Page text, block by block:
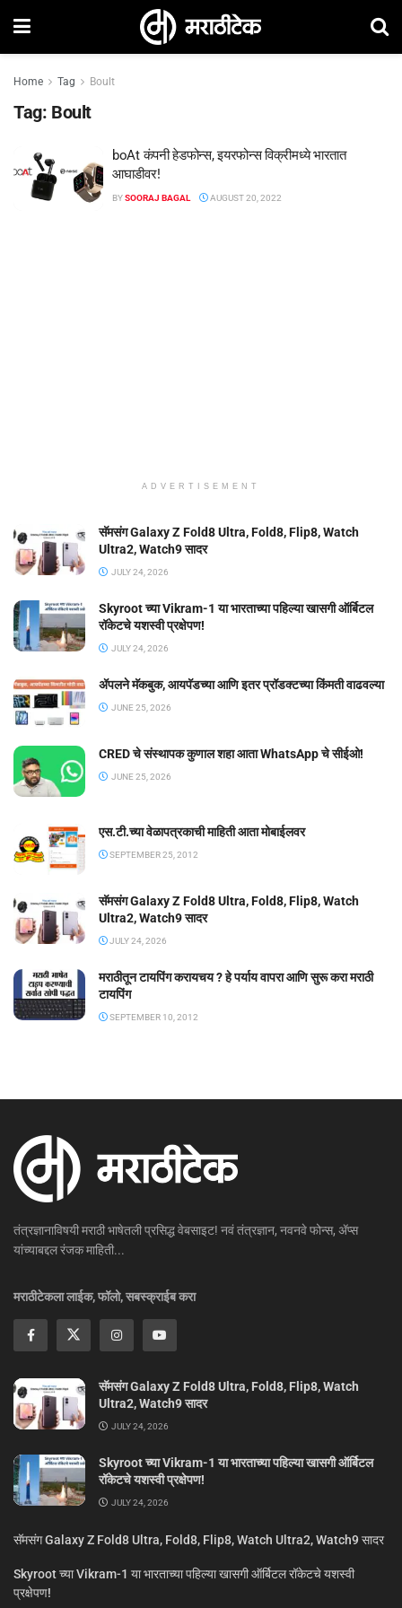
Home Tag Boult
Tag: Boult
boAt कंपनी हेडफोन्स, इयरफोन्स विक्रीमध्ये भारतात
आघाडीवर!
BYSOORAJ BAGAL AUGUST 20, 2022
ADVERTISEMENT
सॅमसंग Galaxy Z Fold8 Ultra, Fold8, Flip8, Watch
Ultra2, Watch9 सादर
JULY 24, 2026
Skyroot च्या Vikram-1 या भारताच्या पहिल्या खासगी ऑर्बिटल
रॉकेटचे यशस्वी प्रक्षेपण!
JULY 24, 2026
ॲपलने मॅकबुक, आयपॅडच्या आणि इतर प्रॉडक्टच्या किंमती वाढवल्या
JUNE 25, 2026
CRED चे संस्थापक कुणाल शहा आता WhatsApp चे सीईओ!
JUNE 25, 2026
एस.टी.च्या वेळापत्रकाची माहिती आता मोबाईलवर
SEPTEMBER 25, 2012
सॅमसंग Galaxy Z Fold8 Ultra, Fold8, Flip8, Watch
Ultra2, Watch9 सादर
JULY 24, 2026
मराठीतून टायपिंग करायचय ? हे पर्याय वापरा आणि सुरू करा मराठी
टायपिंग
SEPTEMBER 10, 2012
तंत्रज्ञानाविषयी मराठी भाषेतली प्रसिद्ध वेबसाइट! नवं तंत्रज्ञान, नवनवे फोन्स, ॲप्स
यांच्याबद्दल रंजक माहिती...
मराठीटेकला लाईक, फॉलो, सबस्क्राईब करा
सॅमसंग Galaxy Z Fold8 Ultra, Fold8, Flip8, Watch
Ultra2, Watch9 सादर
JULY 24, 2026
Skyroot च्या Vikram-1 या भारताच्या पहिल्या खासगी ऑर्बिटल
रॉकेटचे यशस्वी प्रक्षेपण!
JULY 24, 2026
सॅमसंग Galaxy Z Fold8 Ultra, Fold8, Flip8, Watch Ultra2, Watch9 सादर
Skyroot च्या Vikram-1 या भारताच्या पहिल्या खासगी ऑर्बिटल रॉकेटचे यशस्वी
प्रक्षेपण!